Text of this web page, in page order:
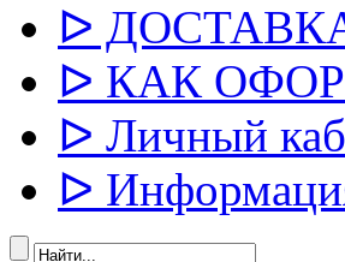
ᐅ
ᐅ КАК
ᐅ Личный
ᐅ